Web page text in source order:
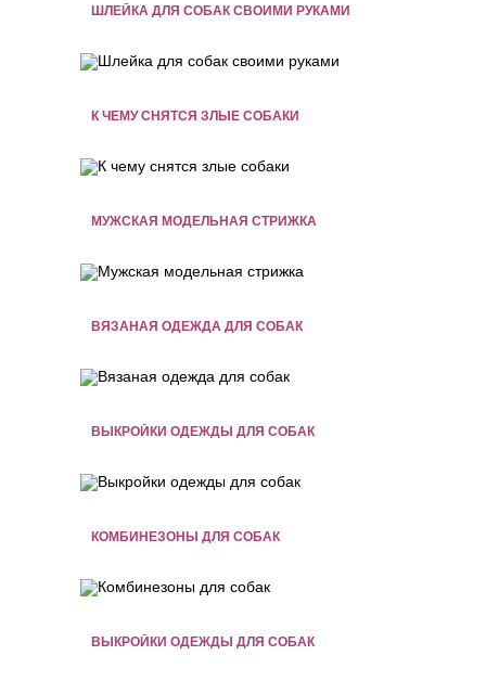
ШЛЕЙКА ДЛЯ СОБАК СВОИМИ РУКАМИ
К ЧЕМУ СНЯТСЯ ЗЛЫЕ СОБАКИ
МУЖСКАЯ МОДЕЛЬНАЯ СТРИЖКА
ВЯЗАНАЯ ОДЕЖДА ДЛЯ СОБАК
ВЫКРОЙКИ ОДЕЖДЫ ДЛЯ СОБАК
КОМБИНЕЗОНЫ ДЛЯ СОБАК
ВЫКРОЙКИ ОДЕЖДЫ ДЛЯ СОБАК